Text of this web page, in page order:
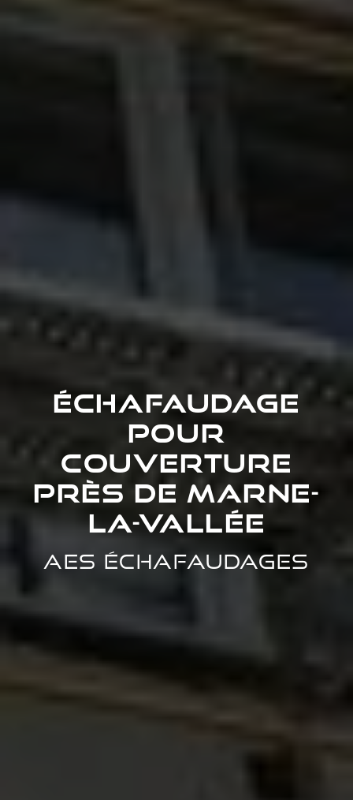
Échafaudage
pour
couverture
près de Marne-
la-Vallée
AES Échafaudages